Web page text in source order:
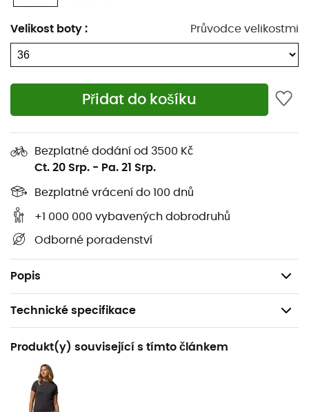
Velikost boty : Průvodce velikostmi
Přidat do košíku
Bezplatné dodání od 3500 Kč
Ct. 20 Srp. - Pa. 21 Srp.
Bezplatné vrácení do 100 dnů
+1 000 000 vybavených dobrodruhů
Odborné poradenství
Popis
Dva nastavitelné suché zipy pro bezproblémové
přizpůsobení
Roztažitelná pata pro optimální pohodlí
OmniGrip™ LT nabízí neuvěřitelné pohodlí pro vaše
outdoorová dobrodružství. Kombinujte pohodlný
krok a sníženou hmotnost
Svršek: 60 % polyuretan - 40 % recyklovaný
polyester
Stélka: Lehká EVA pěna v kontaktu se zemí pro lepší
přilnavost a pohodlí
Podšívka: 100 % polyester
Hmotnost: 2 x 164 g (38)
Technické specifikace
Doporučené pro
Pěší turistika / Cestování / Vodní sporty
Pohlaví
Dámské
Produkt(y) související s tímto článkem